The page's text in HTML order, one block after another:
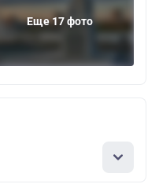
Еще 17 фото